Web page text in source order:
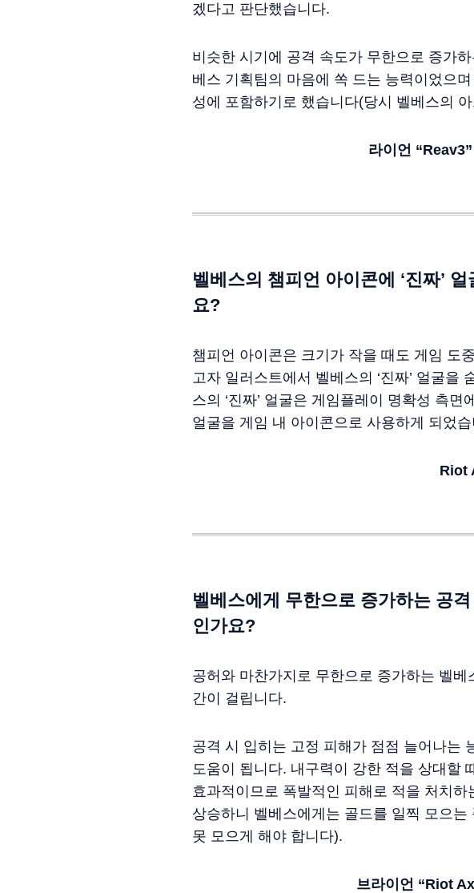
겠다고 판단했습니다.
비슷한 시기에 공격 속도가 무한으로 증가
베스 기획팀의 마음에 쏙 드는 능력이었으
성에 포함하기로 했습니다(당시 벨베스의
라이언 “Reav3”
벨베스의 챔피언 아이콘에 ‘진짜’
요?
챔피언 아이콘은 크기가 작을 때도 게임 도
고자 일러스트에서 벨베스의 ‘진짜’ 얼굴을
스의 ‘진짜’ 얼굴은 게임플레이 명확성 측
얼굴을 게임 내 아이콘으로 사용하게 되었
Riot
벨베스에게 무한으로 증가하는 공
인가요?
공허와 마찬가지로 무한으로 증가하는 벨
간이 걸립니다.
공격 시 입히는 고정 피해가 점점 늘어나는
도움이 됩니다. 내구력이 강한 적을 상대할
효과적이므로 폭발적인 피해로 적을 처치
상승하니 벨베스에게는 골드를 일찍 모으
못 모으게 해야 합니다).
브라이언 “Riot